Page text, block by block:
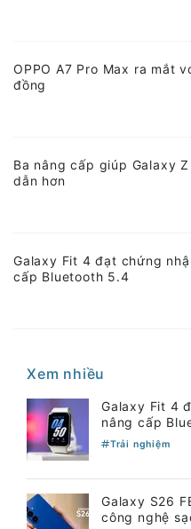
OPPO A7 Pro Max ra mắt
đồng
Ba nâng cấp giúp Galaxy
dẫn hơn
Galaxy Fit 4 đạt chứng
cấp Bluetooth 5.4
Xem nhiều
Galaxy Fit 4
nâng cấp
Trải nghiệm
Galaxy S26
công nghệ